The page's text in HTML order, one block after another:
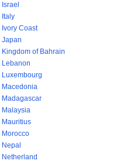
Israel
Italy
Ivory Coast
Japan
Kingdom of Bahrain
Lebanon
Luxembourg
Macedonia
Madagascar
Malaysia
Mauritius
Morocco
Nepal
Netherland